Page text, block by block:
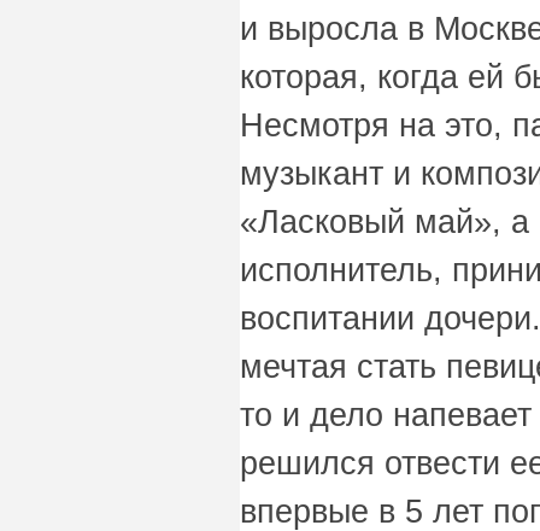
и выросла в
которая, когда ей
Несмотря на это,
музыкант и
«Ласковый май»,
исполнитель,
воспитании
мечтая стать
то и дело
решился отвести
впервые в 5 лет